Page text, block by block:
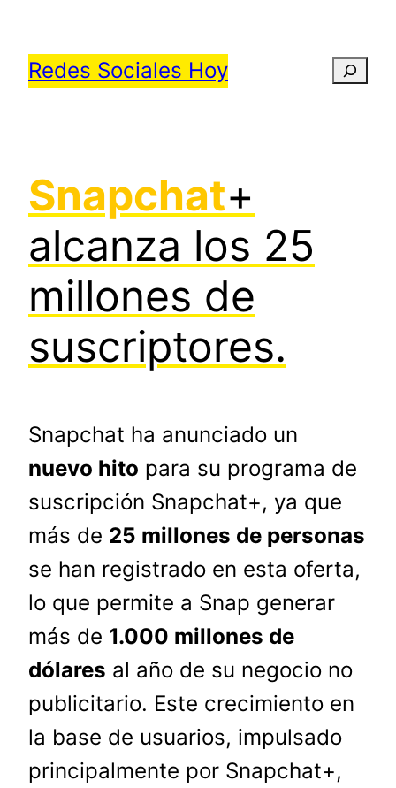
contenido
Redes Sociales Hoy
Snapchat+
alcanza los 25
millones de
suscriptores.
Snapchat ha anunciado un
nuevo hito para su programa de
suscripción Snapchat+, ya que
más de 25 millones de personas
se han registrado en esta oferta,
lo que permite a Snap generar
más de 1.000 millones de
dólares al año de su negocio no
publicitario. Este crecimiento en
la base de usuarios, impulsado
principalmente por Snapchat+,